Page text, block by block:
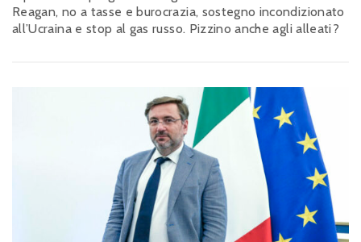
Reagan, no a tasse e burocrazia, sostegno incondizionato
all’Ucraina e stop al gas russo. Pizzino anche agli alleati?